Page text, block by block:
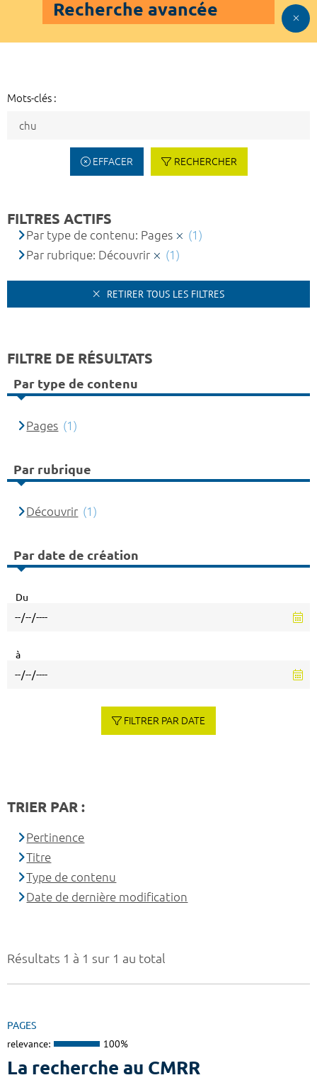
Recherche avancée
Mots-clés :
EFFACER RECHERCHER
Résultats 1 à 1 sur 1 au total
PAGES
relevance: 100%
La recherche au CMRR
FILTRES ACTIFS
Par type de contenu: Pages
(1)
Par rubrique: Découvrir
(1)
RETIRER TOUS LES FILTRES
FILTRE DE RÉSULTATS
Par type de contenu
Pages (1)
Par rubrique
Découvrir (1)
Par date de création
Du
à
FILTRER PAR DATE
TRIER PAR :
Pertinence
Titre
Type de contenu
Date de dernière modification